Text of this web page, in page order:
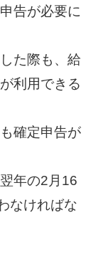
告が必要に
た際も、給
利用できる
確定申告が
年の2月16
なければな